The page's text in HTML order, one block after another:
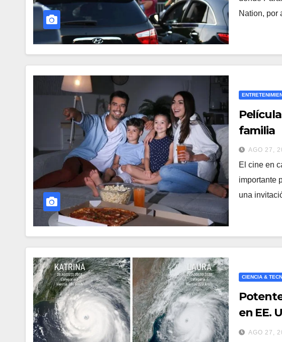
Nation, por
familia
AGO 27,
El cine en
importante
una
CIENCIA &
en EE.
AGO 27,